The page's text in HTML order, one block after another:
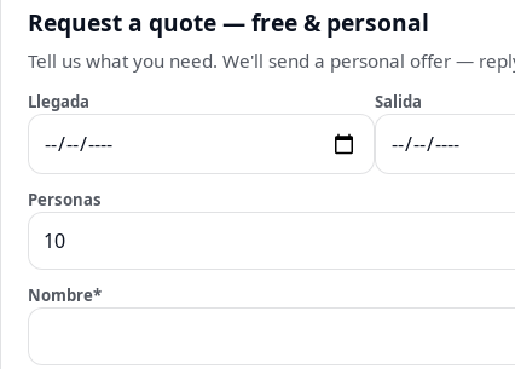
Request a quote — free & personal
Tell us what you need. We'll send a personal offer —
Llegada Salida
Personas
Nombre*